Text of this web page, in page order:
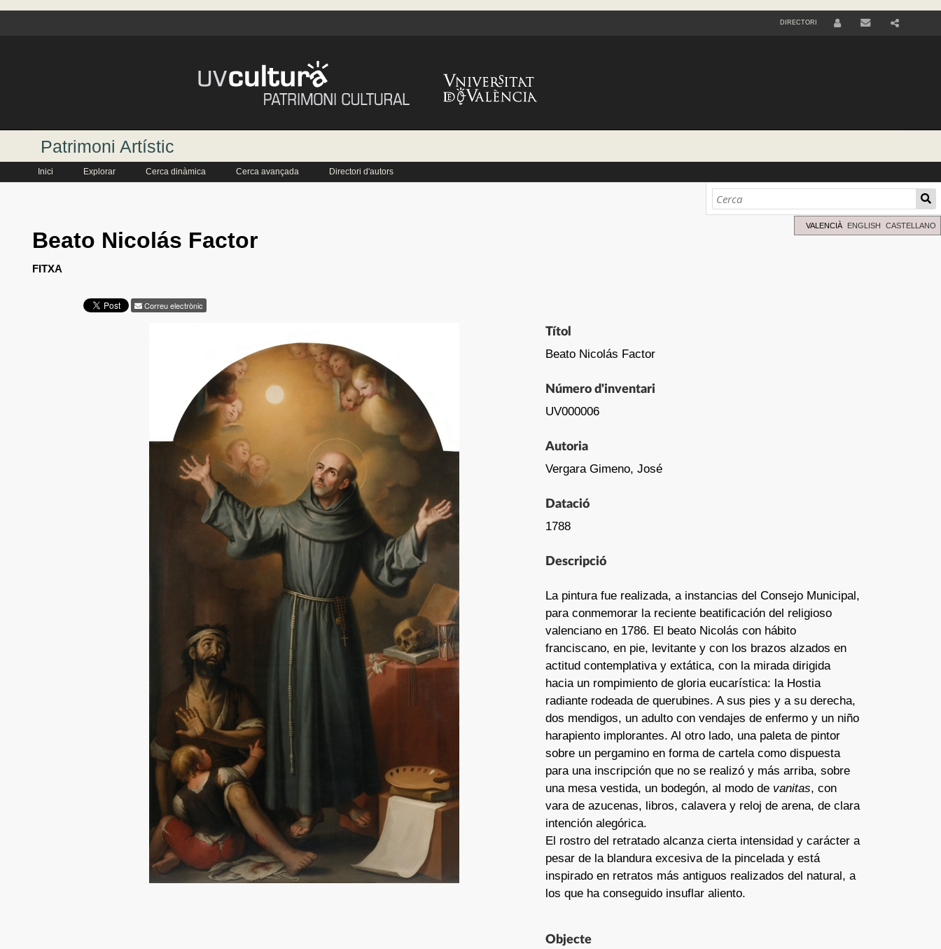
DIRECTORI
Patrimoni Artístic
Inici Explorar Cerca dinàmica Cerca avançada Directori d'autors
VALENCIÀ ENGLISH CASTELLANO
Beato Nicolás Factor
FITXA
Correu electrònic
Títol
Beato Nicolás Factor
Número d'inventari
UV000006
Autoria
Vergara Gimeno, José
Datació
1788
Descripció
La pintura fue realizada, a instancias del Consejo Municipal,
para conmemorar la reciente beatificación del religioso
valenciano en 1786. El beato Nicolás con hábito
franciscano, en pie, levitante y con los brazos alzados en
actitud contemplativa y extática, con la mirada dirigida
hacia un rompimiento de gloria eucarística: la Hostia
radiante rodeada de querubines. A sus pies y a su derecha,
dos mendigos, un adulto con vendajes de enfermo y un niño
harapiento implorantes. Al otro lado, una paleta de pintor
sobre un pergamino en forma de cartela como dispuesta
para una inscripción que no se realizó y más arriba, sobre
una mesa vestida, un bodegón, al modo de vanitas, con
vara de azucenas, libros, calavera y reloj de arena, de clara
intención alegórica.
El rostro del retratado alcanza cierta intensidad y carácter a
pesar de la blandura excesiva de la pincelada y está
inspirado en retratos más antiguos realizados del natural, a
los que ha conseguido insuflar aliento.
Objecte